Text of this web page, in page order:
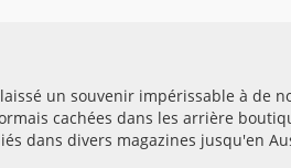
un souvenir impérissable à de
cachées dans les arrière
dans divers magazines jusqu'en